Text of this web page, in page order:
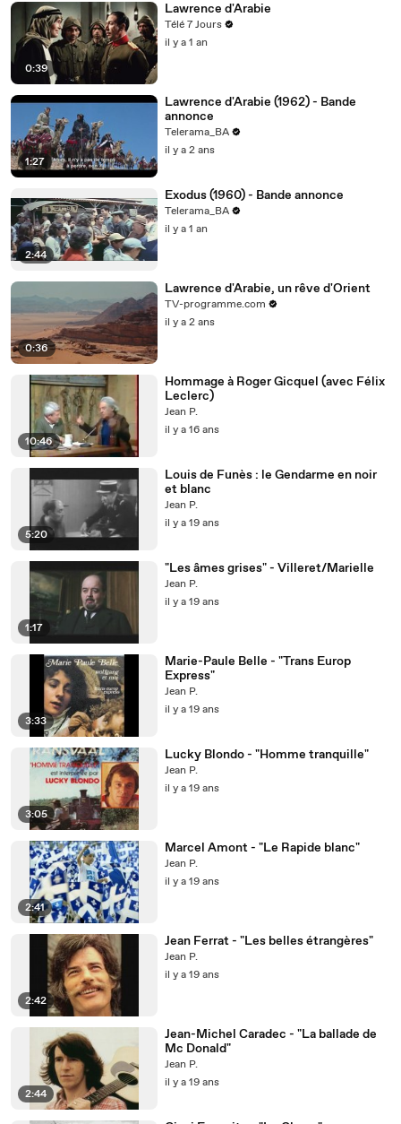
0:39
Lawrence d'Arabie
Télé 7 Jours
il y a 1 an
1:27
Lawrence d'Arabie (1962) - Bande
annonce
Telerama_BA
il y a 2 ans
2:44
Exodus (1960) - Bande annonce
Telerama_BA
il y a 1 an
0:36
Lawrence d'Arabie, un rêve d'Orient
TV-programme.com
il y a 2 ans
10:46
Hommage à Roger Gicquel (avec Félix
Leclerc)
Jean P.
il y a 16 ans
5:20
Louis de Funès : le Gendarme en noir
et blanc
Jean P.
il y a 19 ans
1:17
"Les âmes grises" - Villeret/Marielle
Jean P.
il y a 19 ans
3:33
Marie-Paule Belle - "Trans Europ
Express"
Jean P.
il y a 19 ans
3:05
Lucky Blondo - "Homme tranquille"
Jean P.
il y a 19 ans
2:41
Marcel Amont - "Le Rapide blanc"
Jean P.
il y a 19 ans
2:42
Jean Ferrat - "Les belles étrangères"
Jean P.
il y a 19 ans
2:44
Jean-Michel Caradec - "La ballade de
Mc Donald"
Jean P.
il y a 19 ans